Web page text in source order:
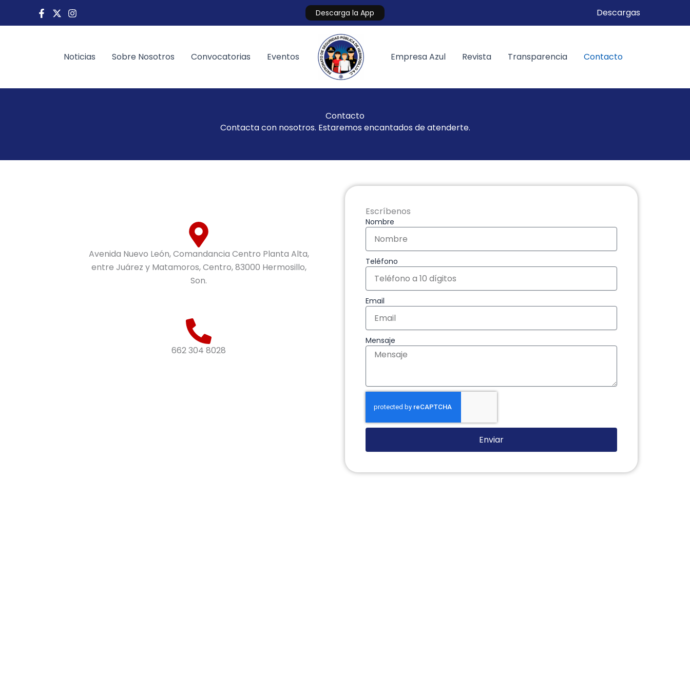
Descarga la App Descargas
Noticias Sobre Nosotros Convocatorias Eventos Empresa Azul Revista Transparencia Contacto
Contacto
Contacta con nosotros. Estaremos encantados de atenderte.
Avenida Nuevo León, Comandancia Centro Planta Alta,
entre Juárez y Matamoros, Centro, 83000 Hermosillo,
Son.
662 304 8028
Escríbenos
Nombre
Teléfono
Email
Mensaje
Enviar